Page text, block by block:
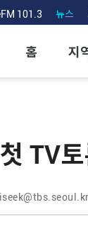
101.3 뉴스
홈 지
TV